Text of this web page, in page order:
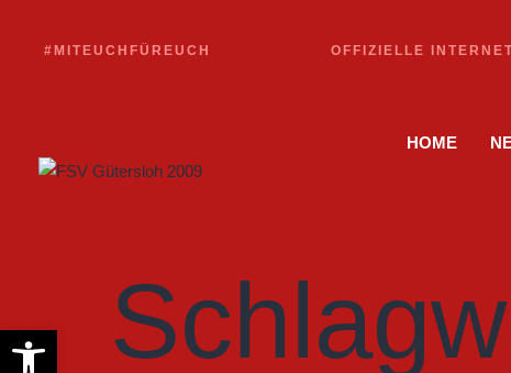
#MITEUCHFÜREUCH OFFIZIELLE
HOME
Werkzeugleiste öffnen